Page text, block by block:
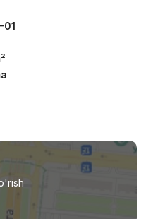
01